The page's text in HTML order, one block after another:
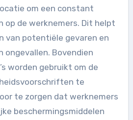
om een constant
op de werknemers. Dit helpt
van potentiële gevaren en
ongevallen. Bovendien
worden gebruikt om de
te
te zorgen dat werknemers
beschermingsmiddelen